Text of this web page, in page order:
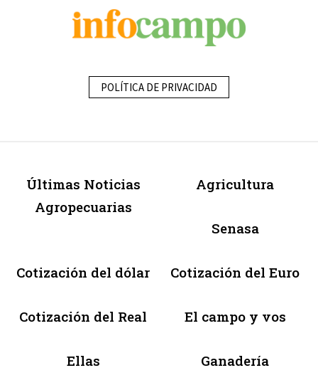
POLÍTICA DE PRIVACIDAD
Últimas Noticias
Agropecuarias
Agricultura
Senasa
Cotización del dólar Cotización del Euro
Cotización del Real El campo y vos
Ellas Ganadería